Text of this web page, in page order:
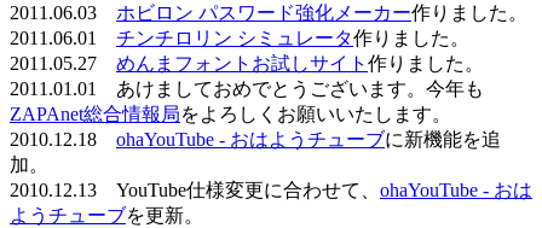
2011.06.03 ホビロン パスワード強化メーカー作りました。
2011.06.01 チンチロリン シミュレータ作りました。
2011.05.27 めんまフォントお試しサイト 作りました。
2011.01.01 あけましておめでとうございます。今年も
ZAPAnet総合情報局をよろしくお願いいたします。
2010.12.18 ohaYouTube - おはようチューブに新機能を追
加。
2010.12.13 YouTube仕様変更に合わせて、 ohaYouTube - おは
ようチューブを更新。